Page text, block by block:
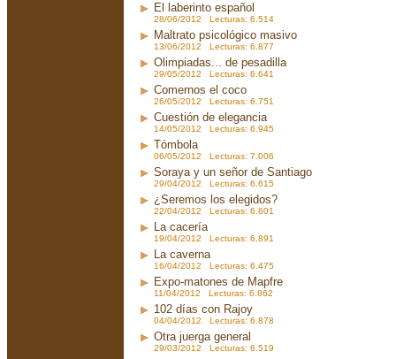
El laberinto español
28/06/2012 Lecturas: 6.514
Maltrato psicológico masivo
13/06/2012 Lecturas: 6.877
Olimpiadas... de pesadilla
29/05/2012 Lecturas: 6.641
Comernos el coco
26/05/2012 Lecturas: 6.751
Cuestión de elegancia
14/05/2012 Lecturas: 6.945
Tómbola
06/05/2012 Lecturas: 7.006
Soraya y un señor de Santiago
29/04/2012 Lecturas: 6.615
¿Seremos los elegidos?
22/04/2012 Lecturas: 6.601
La cacería
19/04/2012 Lecturas: 6.891
La caverna
16/04/2012 Lecturas: 6.475
Expo-matones de Mapfre
11/04/2012 Lecturas: 6.862
102 días con Rajoy
04/04/2012 Lecturas: 6.878
Otra juerga general
29/03/2012 Lecturas: 6.519